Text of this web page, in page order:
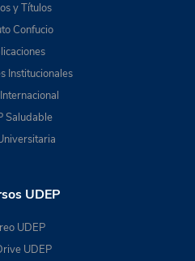
y Títulos
Confucio
Institucionales
Saludable
UDEP
UDEP
UDEP